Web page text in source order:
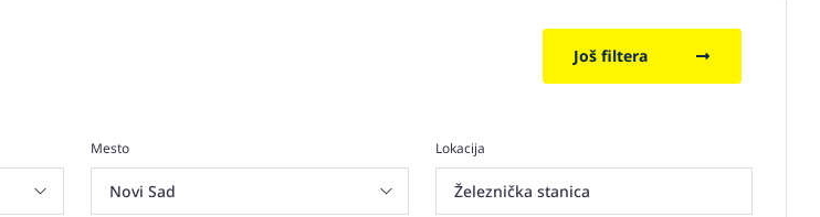
Još filtera
Mesto Lokacija
Železnička stanica